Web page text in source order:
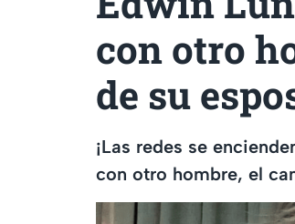
con otro
de su
¡Las redes se
con otro hombre, el